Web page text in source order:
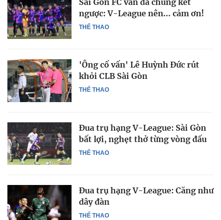
THỂ THAO
ngược: V-League nên... cảm ơn!
THỂ THAO
'Ông cố vấn' Lê Huỳnh Đức rút
khỏi CLB Sài Gòn
THỂ THAO
Đua trụ hạng V-League: Sài Gòn
bất lợi, nghẹt thở từng vòng đấu
THỂ THAO
Đua trụ hạng V-League: Căng như
dây đàn